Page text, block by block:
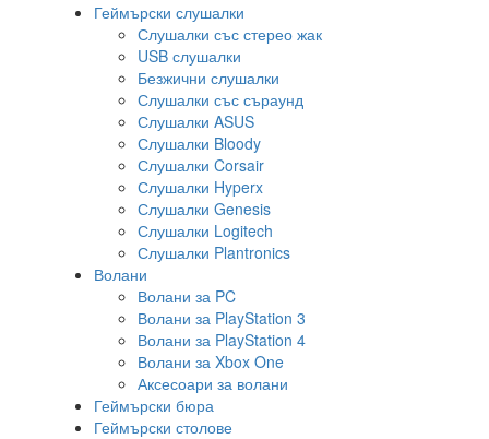
Геймърски слушалки
Слушалки със стерео жак
USB слушалки
Безжични слушалки
Слушалки със съраунд
Слушалки ASUS
Слушалки Bloody
Слушалки Corsair
Слушалки Hyperx
Слушалки Genesis
Слушалки Logitech
Слушалки Plantronics
Волани
Волани за PC
Волани за PlayStation 3
Волани за PlayStation 4
Волани за Xbox One
Аксесоари за волани
Геймърски бюра
Геймърски столове